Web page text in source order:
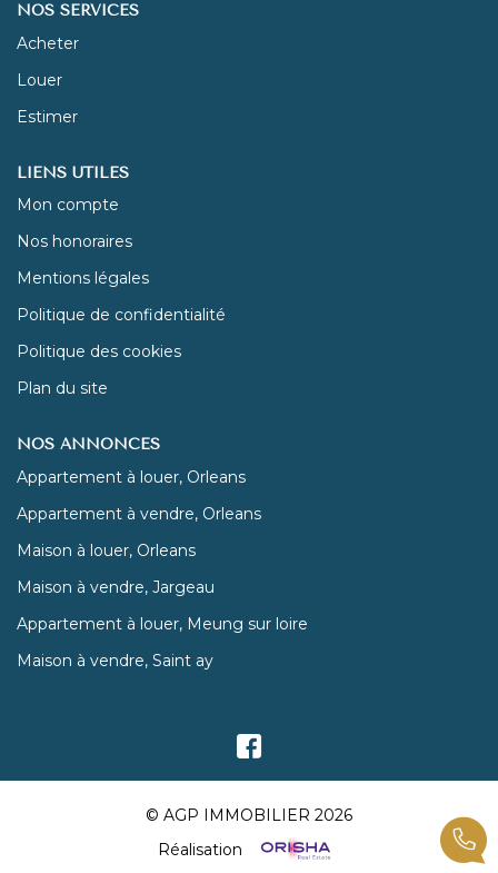
NOS SERVICES
Acheter
Louer
Estimer
LIENS UTILES
Mon compte
Nos honoraires
Mentions légales
Politique de confidentialité
Politique des cookies
Plan du site
NOS ANNONCES
Appartement à louer, Orleans
Appartement à vendre, Orleans
Maison à louer, Orleans
Maison à vendre, Jargeau
Appartement à louer, Meung sur loire
Maison à vendre, Saint ay
© AGP IMMOBILIER 2026
Réalisation